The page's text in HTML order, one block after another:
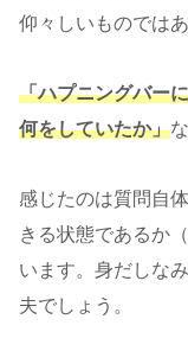
仰々しいものでは
「ハプニングバー
何をしていたか」
感じたのは質問自
きる状態であるか
います。身だしな
夫でしょう。